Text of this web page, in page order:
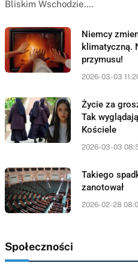
Bliskim Wschodzie.…
Niemcy
klimatyczną.
przymusu!
2026-03-03
Życie za
Tak
Kościele
2026-03-03
Takiego
zanotował
2026-02-28
Społeczności